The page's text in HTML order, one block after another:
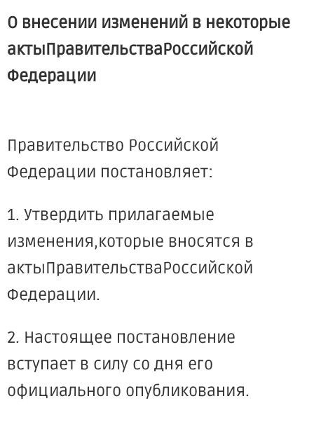
О внесении изменений в некоторые
актыПравительстваРоссийской
Федерации
Правительство Российской
Федерации постановляет:
1. Утвердить прилагаемые
изменения,которые вносятся в
актыПравительстваРоссийской
Федерации.
2. Настоящее постановление
вступает в силу со дня его
официального опубликования.